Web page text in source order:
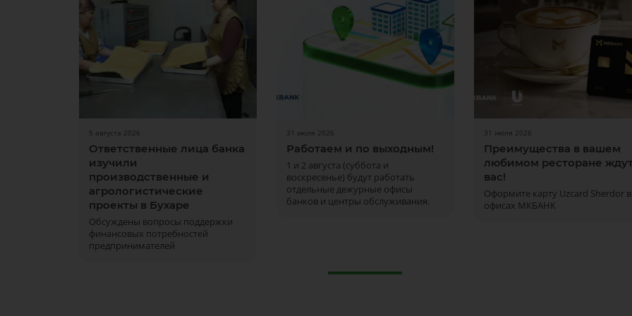
5 августа 2026
Ответственные лица банка
изучили
производственные и
агрологистические
проекты в Бухаре
Обсуждены вопросы поддержки
финансовых потребностей
предпринимателей
31 июля 2026
Работаем и по выходным!
1 и 2 августа (суббота и
воскресенье) будут работать
отдельные дежурные офисы
банков и центры обслуживания.
31 июля 2026
Преимущества в вашем
любимом ресторане
вас!
Оформите карту Uzcard Sherdor в
офисах МКБАНК